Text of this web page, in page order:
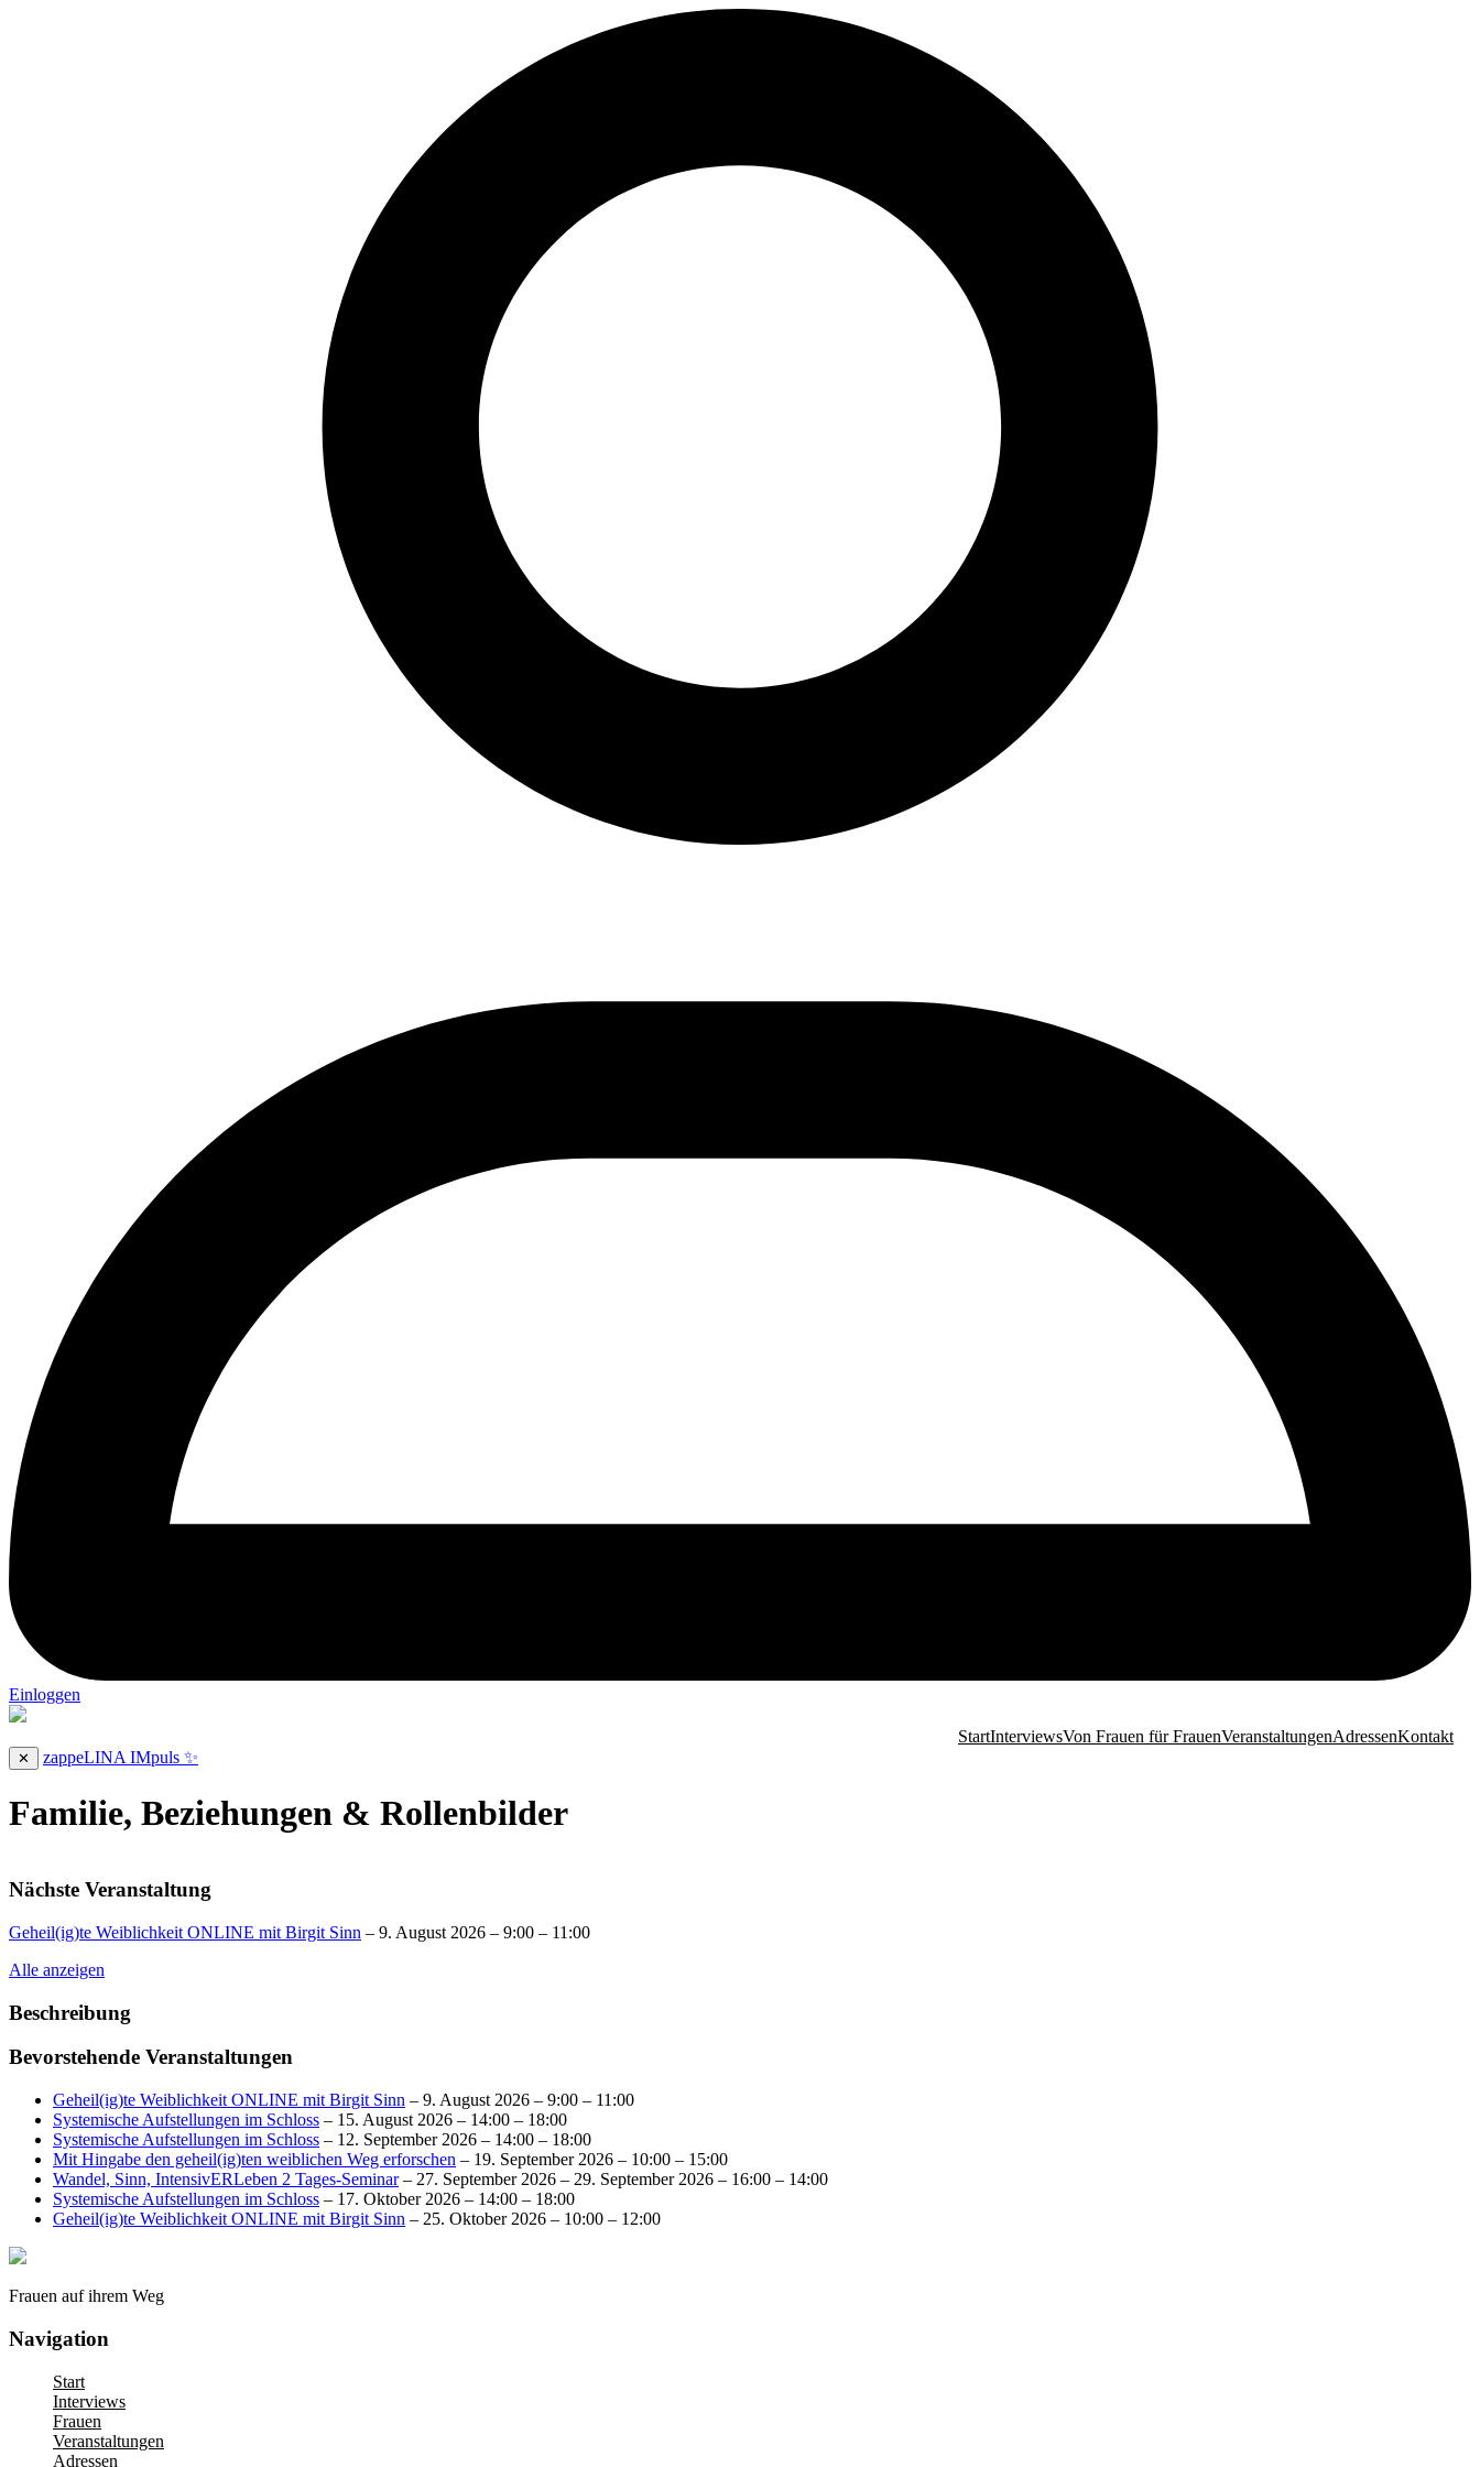
Einloggen
StartInterviewsVon Frauen für FrauenVeranstaltungenAdressenKontakt
✕ zappeLINA IMpuls ✨
Familie, Beziehungen & Rollenbilder
Nächste Veranstaltung
Geheil(ig)te Weiblichkeit ONLINE mit Birgit Sinn – 9. August 2026 – 9:00 – 11:00
Alle anzeigen
Beschreibung
Bevorstehende Veranstaltungen
Geheil(ig)te Weiblichkeit ONLINE mit Birgit Sinn – 9. August 2026 – 9:00 – 11:00
Systemische Aufstellungen im Schloss – 15. August 2026 – 14:00 – 18:00
Systemische Aufstellungen im Schloss – 12. September 2026 – 14:00 – 18:00
Mit Hingabe den geheil(ig)ten weiblichen Weg erforschen – 19. September 2026 – 10:00 – 15:00
Wandel, Sinn, IntensivERLeben 2 Tages-Seminar– 27. September 2026 – 29. September 2026 – 16:00 – 14:00
Systemische Aufstellungen im Schloss – 17. Oktober 2026 – 14:00 – 18:00
Geheil(ig)te Weiblichkeit ONLINE mit Birgit Sinn – 25. Oktober 2026 – 10:00 – 12:00
Frauen auf ihrem Weg
Navigation
Start
Interviews
Frauen
Veranstaltungen
Adressen